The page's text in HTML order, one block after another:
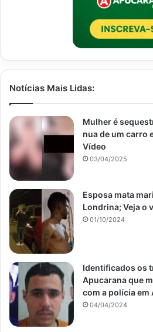
Notícias Mais Lidas:
Mulher é
nua de um carro
Vídeo
03/04/2025
Esposa mata
Londrina; Veja o
01/10/2024
Identificados os
Apucarana que
com a polícia em
04/04/2024